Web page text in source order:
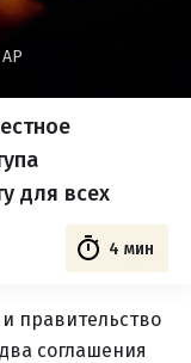
для всех
4 мин
правительство
соглашения